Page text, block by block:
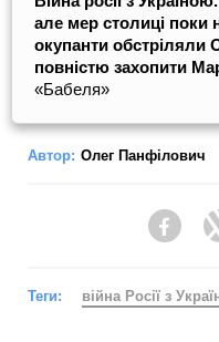
але мер столиці поки
окупанти обстріляли
повністю захопити
«Бабеля»
Автор: Олег Панфілович
Теги: війна Росії з